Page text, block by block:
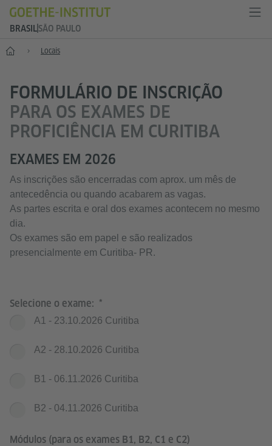
BRASILSÃO PAULO
Principal Locais
FORMULÁRIO DE INSCRIÇÃO
PARA OS EXAMES DE
PROFICIÊNCIA EM CURITIBA
EXAMES EM 2026
As inscrições são encerradas com aprox. um mês de
antecedência ou quando acabarem as vagas.
As partes escrita e oral dos exames acontecem no mesmo
dia.
Os exames são em papel e são realizados
presencialmente em Curitiba- PR.
Selecione o exame:
A1 - 23.10.2026 Curitiba
A2 - 28.10.2026 Curitiba
B1 - 06.11.2026 Curitiba
B2 - 04.11.2026 Curitiba
Módulos (para os exames B1, B2, C1 e C2)